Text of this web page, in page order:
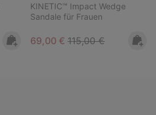
KINETIC™ Impact Wedge
Sandale für Frauen
Sale price:
69,00 € Regular price:
115,00 €